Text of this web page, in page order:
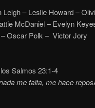
– Leslie Howard –
McDaniel – Evelyn
Oscar Polk – Victor Jory
Salmos 23:1-4
me falta, me hace